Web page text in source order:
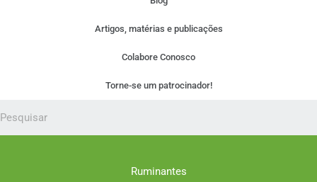
Artigos, matérias e publicações
Colabore Conosco
Torne-se um patrocinador!
Ruminantes